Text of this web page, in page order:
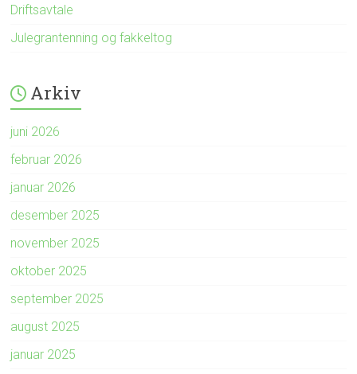
Driftsavtale
Julegrantenning og fakkeltog
Arkiv
juni 2026
februar 2026
januar 2026
desember 2025
november 2025
oktober 2025
september 2025
august 2025
januar 2025